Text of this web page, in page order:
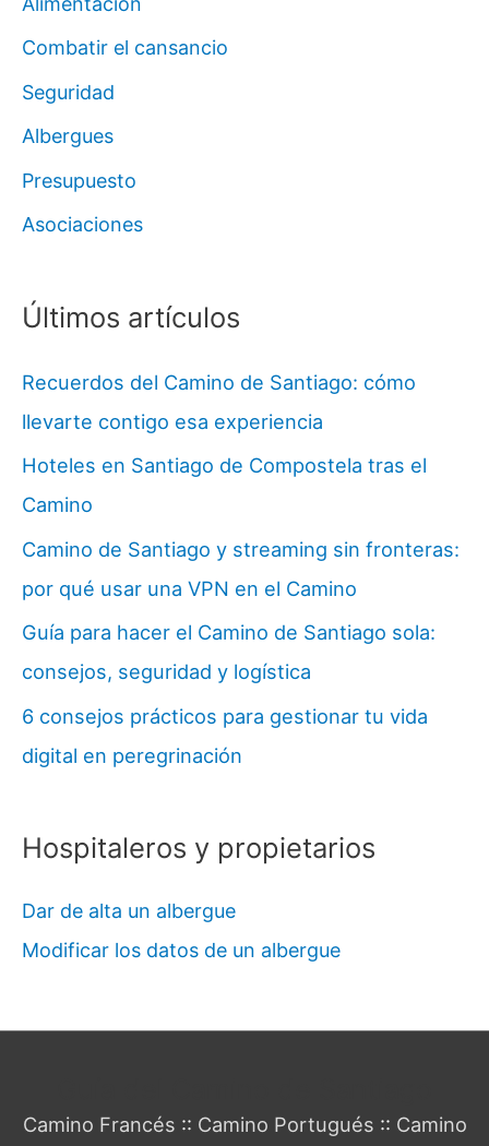
Combatir el cansancio
Seguridad
Albergues
Presupuesto
Asociaciones
Últimos artículos
Recuerdos del Camino de Santiago: cómo
llevarte contigo esa experiencia
Hoteles en Santiago de Compostela tras el
Camino
Camino de Santiago y streaming sin fronteras:
por qué usar una VPN en el Camino
Guía para hacer el Camino de Santiago sola:
consejos, seguridad y logística
6 consejos prácticos para gestionar tu vida
digital en peregrinación
Hospitaleros y propietarios
Dar de alta un albergue
Modificar los datos de un albergue
Camino Francés :: Camino Portugués :: Camino